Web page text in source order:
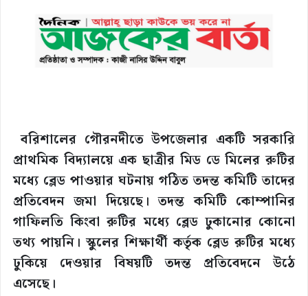
বরিশালের গৌরনদীতে উপজেলার একটি সরকারি
প্রাথমিক বিদ্যালয়ে এক ছাত্রীর মিড ডে মিলের রুটির
মধ্যে ব্লেড পাওয়ার ঘটনায় গঠিত তদন্ত কমিটি তাদের
প্রতিবেদন জমা দিয়েছে। তদন্ত কমিটি কোম্পানির
গাফিলতি কিংবা রুটির মধ্যে ব্লেড ঢুকানোর কোনো
তথ্য পায়নি। স্কুলের শিক্ষার্থী কর্তৃক ব্লেড রুটির মধ্যে
ঢুকিয়ে দেওয়ার বিষয়টি তদন্ত প্রতিবেদনে উঠে
এসেছে।